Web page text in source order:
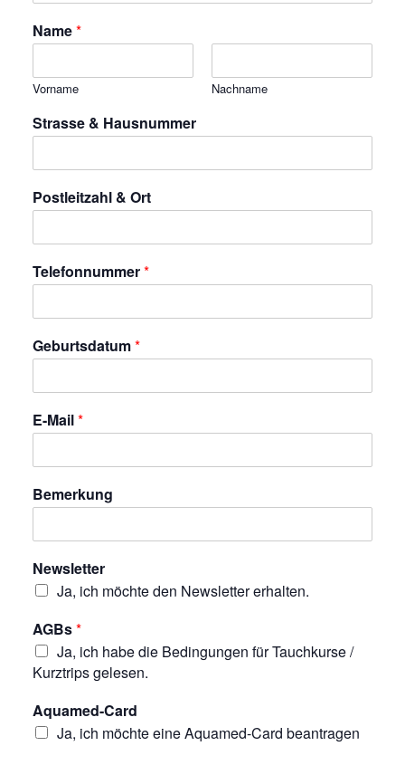
Name*
Vorname Nachname
Strasse & Hausnummer
Postleitzahl & Ort
Telefonnummer*
Geburtsdatum*
E-Mail*
Bemerkung
Newsletter
Ja, ich möchte den Newsletter erhalten.
AGBs*
Ja, ich habe die Bedingungen für Tauchkurse /
Kurztrips gelesen.
Aquamed-Card
Ja, ich möchte eine Aquamed-Card beantragen